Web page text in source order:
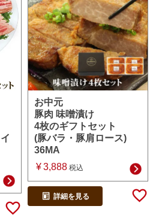
お中元
豚肉 味噌漬け
4枚のギフトセット
(豚バラ・豚肩ロース)
36MA
¥3,888 税込
詳細を見る